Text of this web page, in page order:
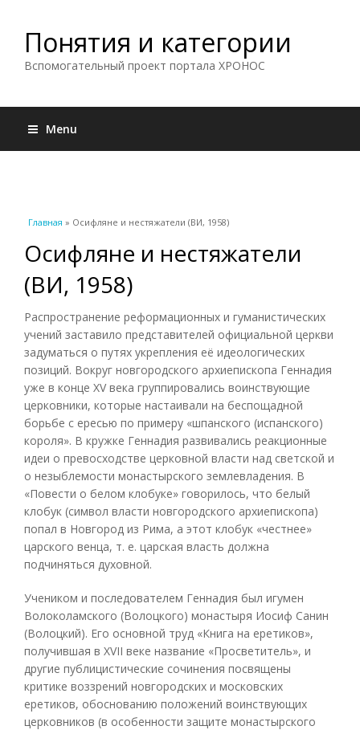
Понятия и категории
Вспомогательный проект портала ХРОНОС
Menu
Вы здесь
Главная » Осифляне и нестяжатели (ВИ, 1958)
Осифляне и нестяжатели
(ВИ, 1958)
Распространение реформационных и гуманистических
учений заставило представителей официальной церкви
задуматься о путях укрепления её идеологических
позиций. Вокруг новгородского архиепископа Геннадия
уже в конце XV века группировались воинствующие
церковники, которые настаивали на беспощадной
борьбе с ересью по примеру «шпанского (испанского)
короля». В кружке Геннадия развивались реакционные
идеи о превосходстве церковной власти над светской и
о незыблемости монастырского землевладения. В
«Повести о белом клобуке» говорилось, что белый
клобук (символ власти новгородского архиепископа)
попал в Новгород из Рима, а этот клобук «честнее»
царского венца, т. е. царская власть должна
подчиняться духовной.
Учеником и последователем Геннадия был игумен
Волоколамского (Волоцкого) монастыря Иосиф Санин
(Волоцкий). Его основной труд «Книга на еретиков»,
получившая в XVII веке название «Просветитель», и
другие публицистические сочинения посвящены
критике воззрений новгородских и московских
еретиков, обоснованию положений воинствующих
церковников (в особенности защите монастырского